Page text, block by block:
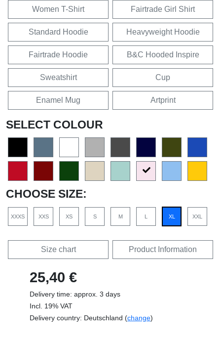
Women T-Shirt Fairtrade Girl Shirt
Standard Hoodie Heavyweight Hoodie
Fairtrade Hoodie B&C Hooded Inspire
Sweatshirt Cup
Enamel Mug Artprint
SELECT COLOUR
CHOOSE SIZE:
XXXS XXS XS S M XL XXL
Size chart Product Information
25,40 €
Delivery time: approx. 3 days
Incl. 19% VAT
Delivery country: Deutschland (change)